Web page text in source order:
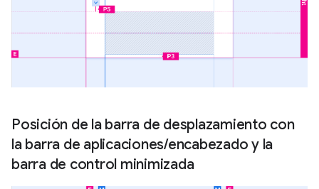
Posición de la barra de desplazamiento con
la barra de aplicaciones/encabezado y la
barra de control minimizada